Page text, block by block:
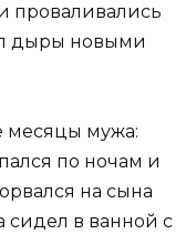
проваливались
дыры новыми
месяцы мужа:
по ночам и
на сына
сидел в ванной с